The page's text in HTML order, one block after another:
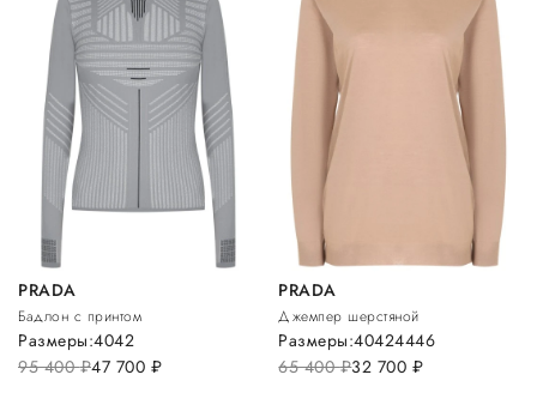
PRADA
Бадлон с принтом
95 400руб.47 700 руб.
Размеры:4042
PRADA
Джемпер шерстяной
65 400руб.32 700 руб.
Размеры:40424446